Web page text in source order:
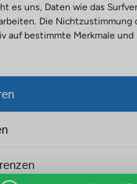
es uns, Daten wie das
Die Nichtzustimmung
auf bestimmte Merkmale und